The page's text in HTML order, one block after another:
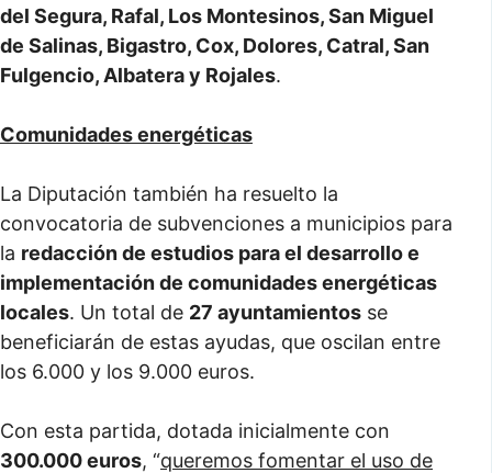
del Segura, Rafal, Los Montesinos, San Miguel
de Salinas, Bigastro, Cox, Dolores, Catral, San
Fulgencio, Albatera y Rojales.
Comunidades energéticas
La Diputación también ha resuelto la
convocatoria de subvenciones a municipios para
la redacción de estudios para el desarrollo e
implementación de comunidades energéticas
locales. Un total de 27 ayuntamientos se
beneficiarán de estas ayudas, que oscilan entre
los 6.000 y los 9.000 euros.
Con esta partida, dotada inicialmente con
300.000 euros, “queremos fomentar el uso de